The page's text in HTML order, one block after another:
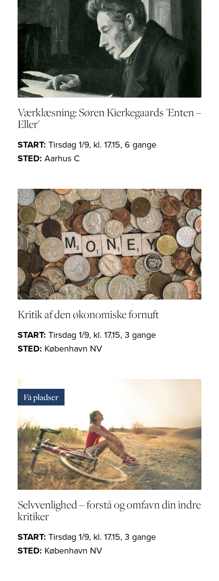
Værklæsning: Søren Kierkegaards 'Enten –
Eller'
START: Tirsdag 1/9, kl. 17.15, 6 gange
STED: Aarhus C
Kritik af den økonomiske fornuft
START: Tirsdag 1/9, kl. 17.15, 3 gange
STED: København NV
Få pladser
Selvvenlighed – forstå og omfavn din indre
kritiker
START: Tirsdag 1/9, kl. 17.15, 3 gange
STED: København NV